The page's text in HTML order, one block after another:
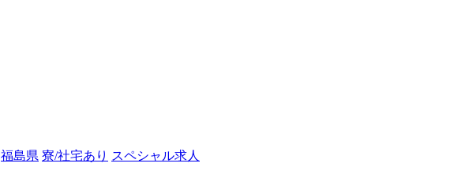
福島県 寮/社宅あり スペシャル求人